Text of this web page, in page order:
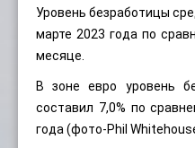
Уровень безработицы
марте 2023 года по
месяце.
В зоне евро уровень
составил 7,0% по
года (фото-Phil